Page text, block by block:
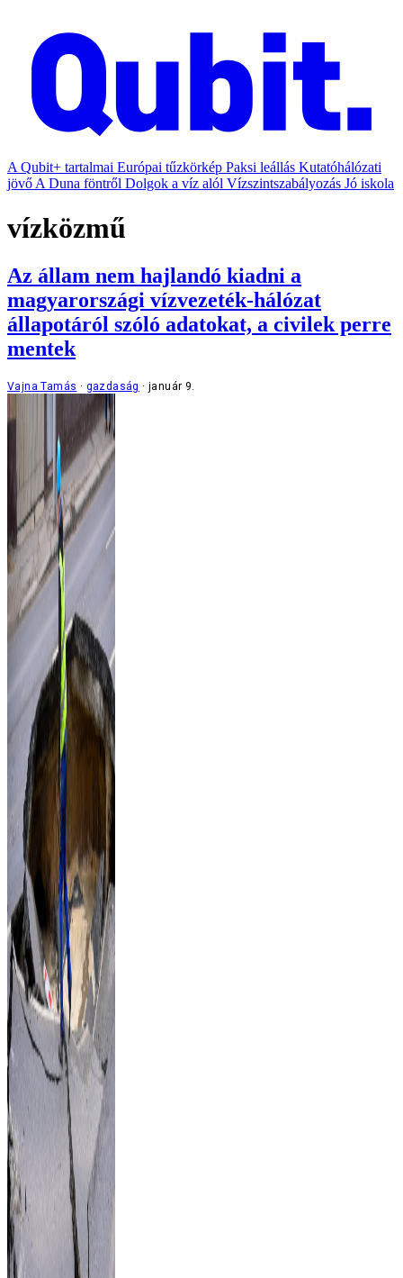
A Qubit+ tartalmai Európai tűzkörkép Paksi leállás Kutatóhálózati
jövő A Duna föntről Dolgok a víz alól Vízszintszabályozás Jó iskola
vízközmű
Az állam nem hajlandó kiadni a
magyarországi vízvezeték-hálózat
állapotáról szóló adatokat, a civilek perre
mentek
Vajna Tamás gazdaság január 9.